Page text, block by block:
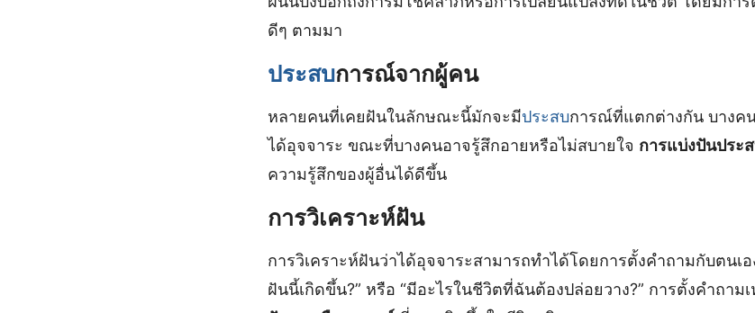
ดีๆ ตามมา
ประสบการณ์จากผู้คน
หลายคนที่เคยฝันในลักษณะนี้มักจะมีประสบการณ์ที่แตกต่างกัน บางค
ได้อุจจาระ ขณะที่บางคนอาจรู้สึกอายหรือไม่สบายใจ การแบ่งปันประ
ความรู้สึกของผู้อื่นได้ดีขึ้น
การวิเคราะห์ฝัน
การวิเคราะห์ฝันว่าได้อุจจาระสามารถทำได้โดยการตั้งคำถามกับตนเอ
ฝันนี้เกิดขึ้น?” หรือ “มีอะไรในชีวิตที่ฉันต้องปล่อยวาง?” การตั้งคำถาม